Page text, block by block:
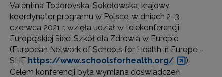
Valentina Todorovska-Sokołowska, krajowy
koordynator programu w Polsce, w dniach 2–3
czerwca 2021 r. wzięła udział w telekonferencji
Europejskiej Sieci Szkół dla Zdrowia w Europie
(European Network of Schools for Health in Europe –
SHE https://www.schoolsforhealth.org/
).
Celem konferencji była wymiana doświadczeń